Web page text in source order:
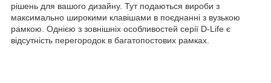
рішень для вашого дизайну. Тут подаються вироби з
максимально широкими клавішами в поєднанні з вузькою
рамкою. Однією з зовнішніх особливостей серії D-Life є
відсутність перегородок в багатопостових рамках.